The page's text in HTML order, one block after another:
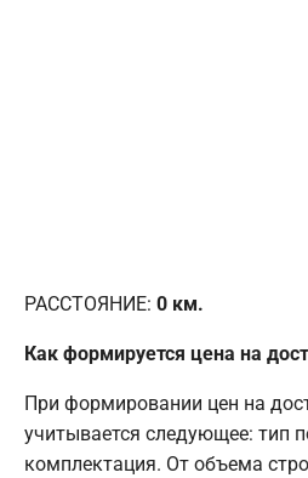
РАССТОЯНИЕ: 0 км.
Как формируется цена на
При формировании цен на
учитывается следующее: тип
комплектация. От объема